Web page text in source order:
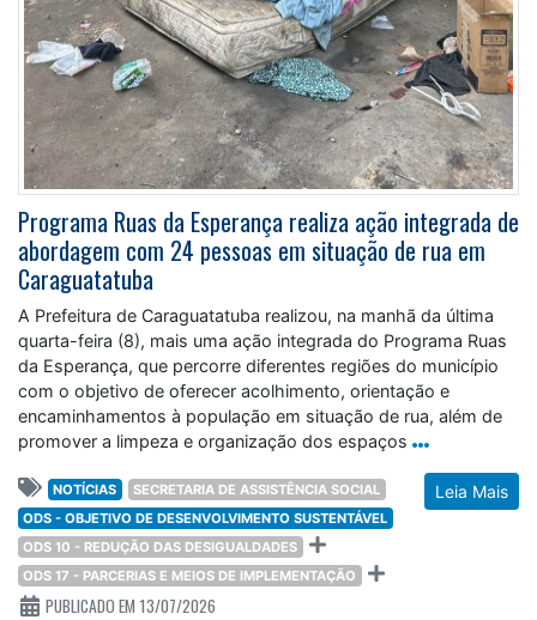
Programa Ruas da Esperança realiza ação integrada de
abordagem com 24 pessoas em situação de rua em
Caraguatatuba
A Prefeitura de Caraguatatuba realizou, na manhã da última
quarta-feira (8), mais uma ação integrada do Programa Ruas
da Esperança, que percorre diferentes regiões do município
com o objetivo de oferecer acolhimento, orientação e
encaminhamentos à população em situação de rua, além de
promover a limpeza e organização dos espaços
Leia Mais
NOTÍCIAS
SECRETARIA DE ASSISTÊNCIA SOCIAL
ODS - OBJETIVO DE DESENVOLVIMENTO SUSTENTÁVEL
ODS 10 - REDUÇÃO DAS DESIGUALDADES
ODS 17 - PARCERIAS E MEIOS DE IMPLEMENTAÇÃO
PUBLICADO EM 13/07/2026